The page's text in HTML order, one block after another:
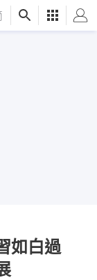
如白過